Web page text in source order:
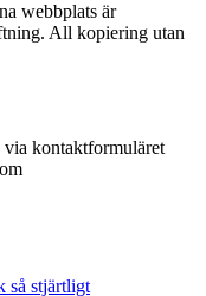
webbplats är
All kopiering utan
kontaktformuläret
så stjärtligt